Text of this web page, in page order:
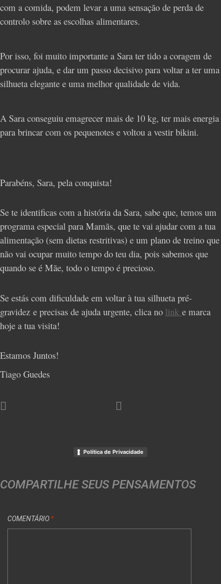
com a comida, podem levar a uma sensação de perda de
controlo sobre as escolhas alimentares.
Por isso, foi muito importante a Sara ter tido a coragem de
procurar ajuda, e dar um passo decisivo para voltar a ter uma
silhueta elegante e uma melhor qualidade de vida.
A Sara conseguiu emagrecer mais de 10 kg, ter mais energia
para brincar com os pequenotes e voltou a vestir bikini.
Parabéns, Sara, pela conquista!
Se te identificas com a história da Sara, sabe que, temos um
programa especial para Mamãs, que te vai ajudar com a tua
alimentação (sem dietas restritivas) e um plano de treino que
não vai ocupar muito tempo do teu dia, pois sabemos que
quando se é Mãe, todo o tempo é precioso.
Se estás com dificuldade em voltar à tua silhueta pré-
gravidez e precisas de ajuda urgente, clica no link e marca
hoje a tua visita!
Estamos Juntos!
Tiago Guedes
Política de Privacidade
COMPARTILHE SEUS PENSAMENTOS
COMENTÁRIO *